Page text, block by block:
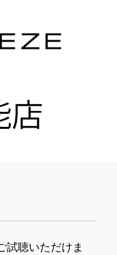
試聴いただけま